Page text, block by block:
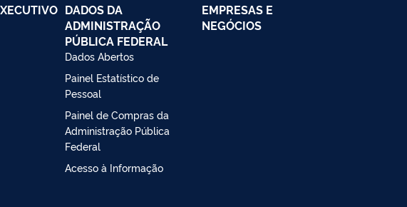
DADOS DA
ADMINISTRAÇÃO
PÚBLICA FEDERAL
Dados Abertos
Painel Estatístico de
Pessoal
Painel de Compras da
Administração Pública
Federal
Acesso à Informação
EMPRESAS E
NEGÓCIOS